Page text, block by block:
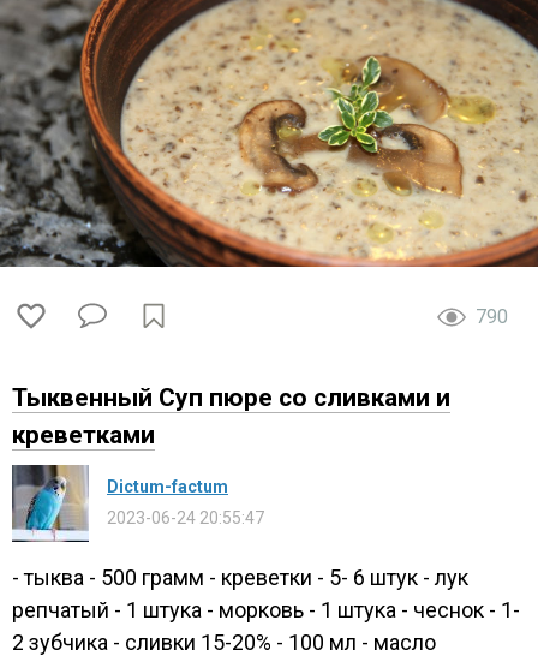
790
Тыквенный Суп пюре со сливками и
креветками
Dictum-factum
2023-06-24 20:55:47
- тыква - 500 грамм - креветки - 5- 6 штук - лук
репчатый - 1 штука - морковь - 1 штука - чеснок - 1-
2 зубчика - сливки 15-20% - 100 мл - масло